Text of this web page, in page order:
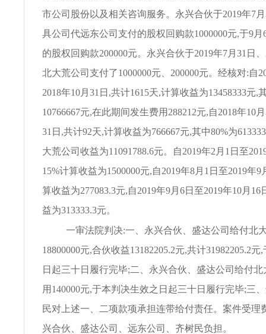
市公司股份以及相关咨询服务。永兴合伙于2019年7
具公司代远东公司支付的股权回购款1000000元,于9
的股权回购款200000元。永兴合伙于2019年7月31日
北大荒公司支付了1000000元、200000元。经核对:自
2018年10月31日,共计1615天,计算收益为13458333元,
10766667元,在此期间发生费用288212元,自2018年10
31日,共计92天,计算收益为766667元,其中80%为
大荒公司收益为11091788.6元。自2019年2月1日至
15%计算收益为1500000元,自2019年8月1日至2019年9
算收益为277083.3元,自2019年9月6日至2019年10月16
益为313333.3元。
一审法院判决:一、永兴合伙、盛达公司给付北
18800000元,合伙收益13182205.2元,共计31982205.2
日起三十日履行完毕;二、永兴合伙、盛达公司给付
用140000元,于本判决生效之日起三十日履行完毕;三
民对上述一、二项款项承担连带给付责任。案件受理
兴合伙、盛达公司、远东公司、齐树民负担。